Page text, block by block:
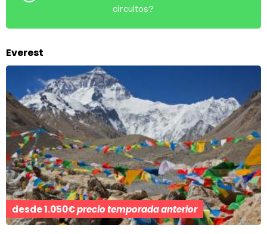
circuitos?
Everest
desde1.050€precio temporada anterior